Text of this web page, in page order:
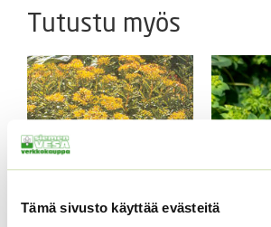
Tämä sivusto käyttää evästeitä
Tutustu myös